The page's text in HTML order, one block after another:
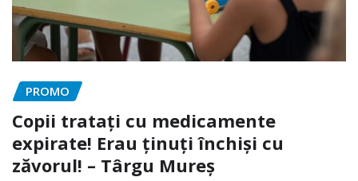
PROMO
Copii tratați cu medicamente
expirate! Erau ținuți închiși cu
zăvorul! – Târgu Mureș